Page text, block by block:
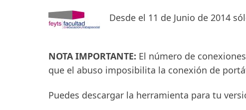
Desde el 11 de Junio de 2014
NOTA IMPORTANTE: El número de
que el abuso imposibilita la conexión de
Puedes descargar la herramienta para tu